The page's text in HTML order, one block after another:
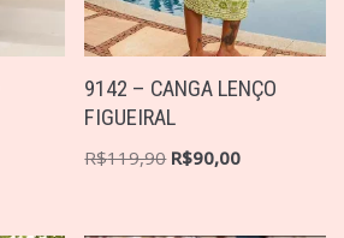
9142 – CANGA LENÇO
FIGUEIRAL
R$119,90 R$90,00